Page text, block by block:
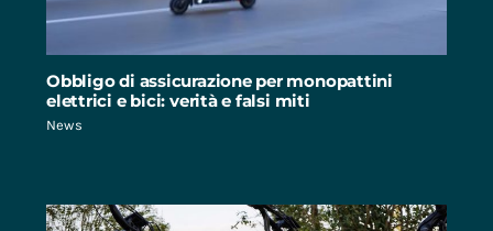
Obbligo di assicurazione per monopattini
elettrici e bici: verità e falsi miti
News